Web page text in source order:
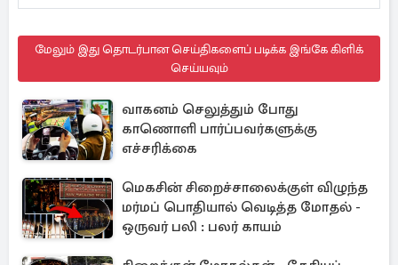
மேலும் இது தொடர்பான செய்திகளைப் படிக்க இங்கே கிளிக்
செய்யவும்
வாகனம் செலுத்தும் போது
காணொளி பார்ப்பவர்களுக்கு
எச்சரிக்கை
மெகசின் சிறைச்சாலைக்குள் விழுந்த
மர்மப் பொதியால் வெடித்த மோதல் -
ஒருவர் பலி : பலர் காயம்